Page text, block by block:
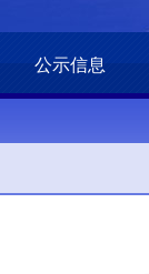
公示信息